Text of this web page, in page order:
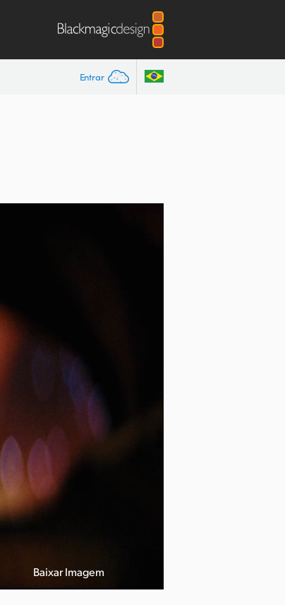
Entrar
Baixar Imagem